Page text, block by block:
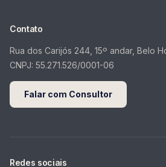
Contato
Rua dos Carijós 244, 15º andar, Belo
CNPJ: 55.271.526/0001-06
Falar com Consultor
Redes sociais